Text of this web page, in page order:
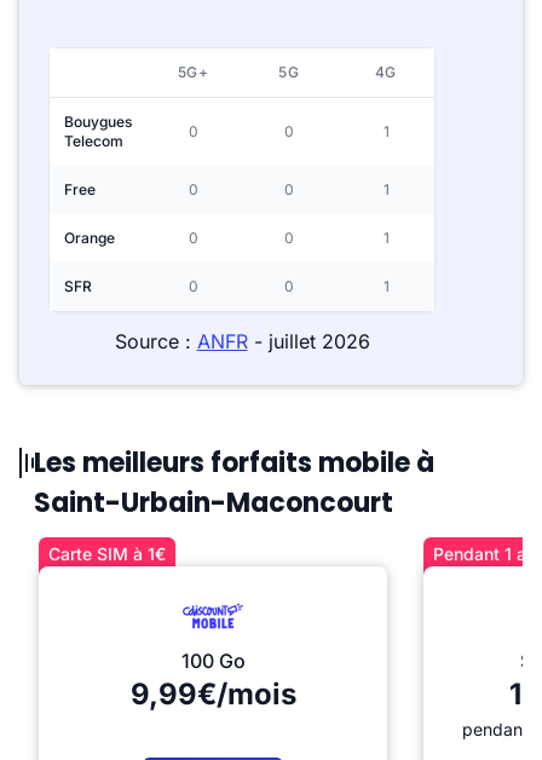
5G+ 5G 4G
Bouygues
Telecom
0 0 1
Free 0 0 1
Orange 0 0 1
SFR 0 0 1
Source : ANFR- juillet 2026
Les meilleurs forfaits mobile à
Saint-Urbain-Maconcourt
Carte SIM à 1€
100 Go
9,99€/mois
Pendant 1
pendant